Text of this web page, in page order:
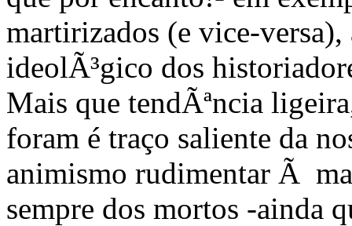
martirizados (e vice-
ideolÃ³gico dos
Mais que tendÃªncia
foram é traço saliente da
animismo rudimentar Ã
sempre dos mortos -ainda